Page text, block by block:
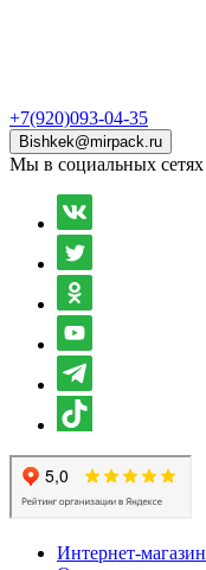
+7(920)093-04-35
Bishkek@mirpack.ru
Мы в социальных сетях
Интернет-магазин